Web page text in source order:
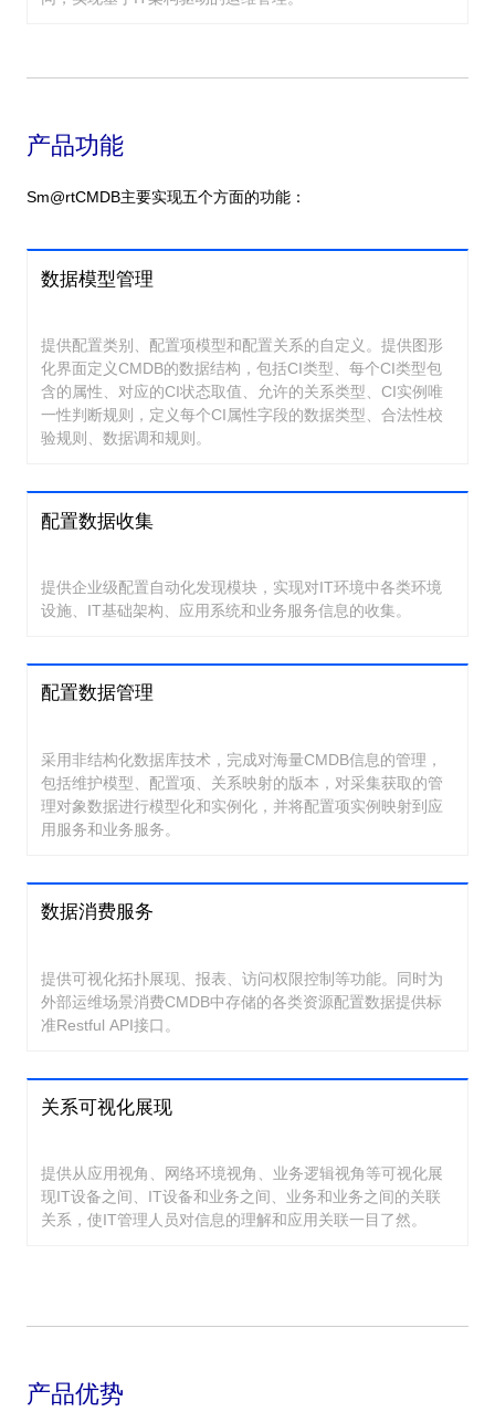
产品功能
Sm@rtCMDB主要实现五个方面的功能：
数据模型管理
提供配置类别、配置项模型和配置关系的自定义。提供图形
化界面定义CMDB的数据结构，包括CI类型、每个CI类型包
含的属性、对应的CI状态取值、允许的关系类型、CI实例唯
一性判断规则，定义每个CI属性字段的数据类型、合法性校
验规则、数据调和规则。
配置数据收集
提供企业级配置自动化发现模块，实现对IT环境中各类环境
设施、IT基础架构、应用系统和业务服务信息的收集。
配置数据管理
采用非结构化数据库技术，完成对海量CMDB信息的管理，
包括维护模型、配置项、关系映射的版本，对采集获取的管
理对象数据进行模型化和实例化，并将配置项实例映射到应
用服务和业务服务。
数据消费服务
提供可视化拓扑展现、报表、访问权限控制等功能。同时为
外部运维场景消费CMDB中存储的各类资源配置数据提供标
准Restful API接口。
关系可视化展现
提供从应用视角、网络环境视角、业务逻辑视角等可视化展
现IT设备之间、IT设备和业务之间、业务和业务之间的关联
关系，使IT管理人员对信息的理解和应用关联一目了然。
产品优势